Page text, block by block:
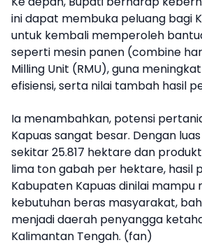
ini dapat membuka peluang bagi
untuk kembali memperoleh
seperti mesin panen (combine
Milling Unit (RMU), guna
efisiensi, serta nilai tambah hasil
Ia menambahkan, potensi
Kapuas sangat besar. Dengan
sekitar 25.817 hektare dan
lima ton gabah per hektare, hasil
Kabupaten Kapuas dinilai mampu
kebutuhan beras masyarakat,
menjadi daerah penyangga
Kalimantan Tengah. (fan)